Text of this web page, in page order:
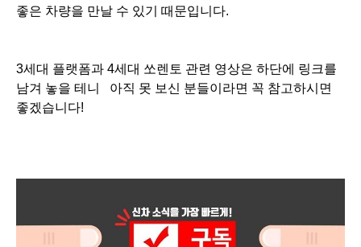
좋은 차량을 만날 수 있기 때문입니다.
3세대 플랫폼과 4세대 쏘렌토 관련 영상은 하단에 링크를
남겨 놓을 테니 아직 못 보신 분들이라면 꼭 참고하시면
좋겠습니다!